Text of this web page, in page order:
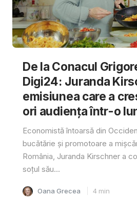
De la Conacul
Digi24: Juranda
emisiunea care a
ori audiența într-o
Economistă întoarsă din
bucătărie și promotoare a
România, Juranda Kirschner a
soțul său...
Oana Grecea 4 min